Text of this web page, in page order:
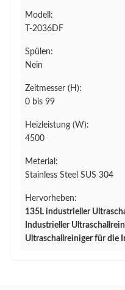
Modell:
T-2036DF
Spülen:
Nein
Zeitmesser (H):
0 bis 99
Heizleistung (W):
4500
Meterial:
Stainless Steel SUS 304
Hervorheben:
135L industrieller
Industrieller
Ultraschallreiniger für die